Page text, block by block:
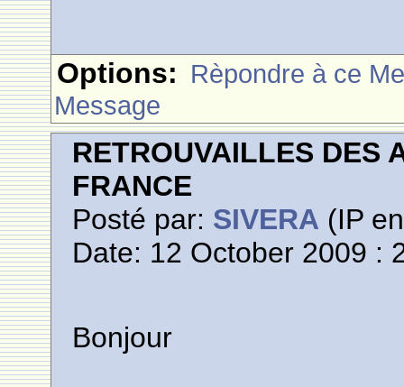
Options: Rèpondre à ce
Message
RETROUVAILLES DES
FRANCE
Posté par: SIVERA (IP
Date: 12 October 2009 :
Bonjour